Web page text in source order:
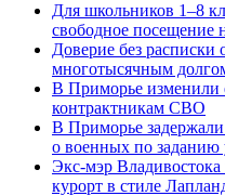
Для школьников 1–8
свободное посещение
Доверие без расписки
многотысячным
В Приморье изменили
контрактникам СВО
В Приморье
о военных по заданию
Экс-мэр
курорт в стиле